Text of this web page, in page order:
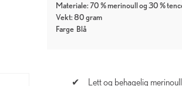
Materiale: 70 % merinoull og 30 %
Vekt: 80 gram
Farge Blå
Lett og behagelig